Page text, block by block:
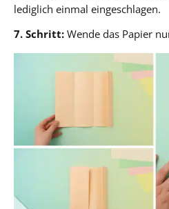
lediglich einmal eingeschlagen.
7. Schritt: Wende das Papier